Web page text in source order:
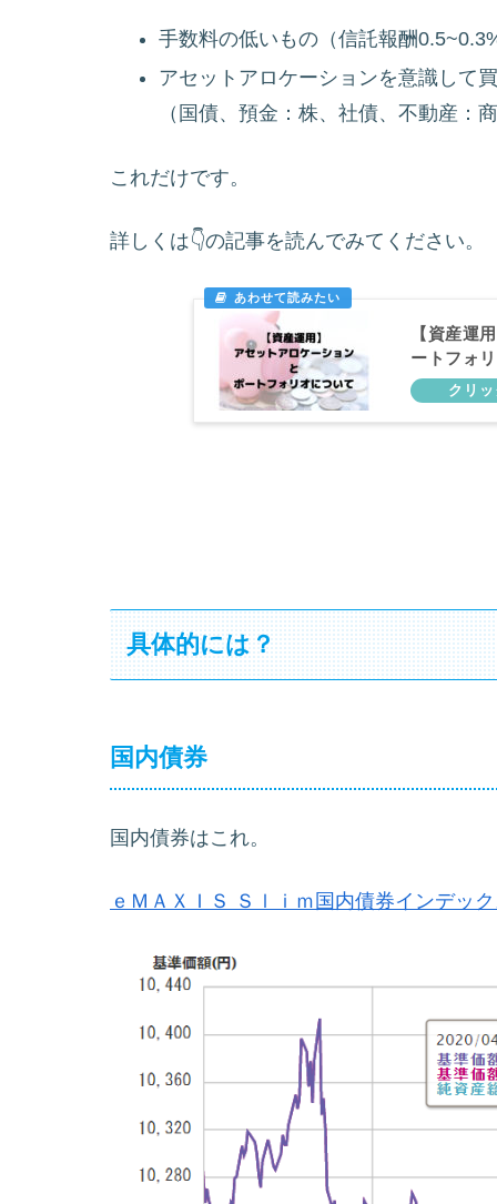
手数料の低いもの（信託報酬
アセットアロケーションを意識して
（国債、預金：株、社債、不動産：
これだけです。
詳しくは👇の記事を読んでみてください。
【資産運
ートフォ
具体的には？
国内債券
国内債券はこれ。
ｅＭＡＸＩＳ Ｓｌｉｍ国内債券インデッ